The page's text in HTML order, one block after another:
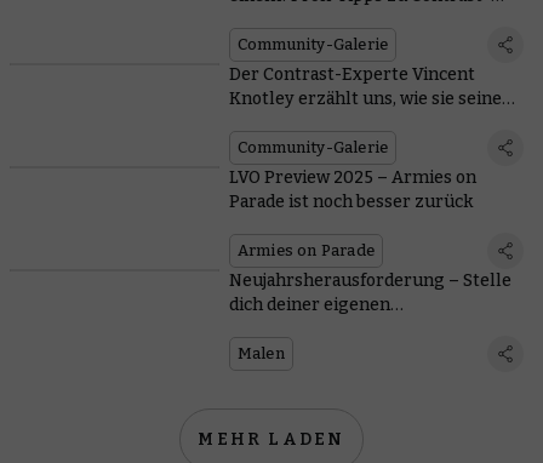
Community-Galerie
Der Contrast-Experte Vincent
Knotley erzählt uns, wie sie seine
verändert haben
Community-Galerie
LVO Preview 2025 – Armies on
Parade ist noch besser zurück
Armies on Parade
Neujahrsherausforderung – Stelle
dich deiner eigenen
gewinne Preise
Malen
MEHR LADEN